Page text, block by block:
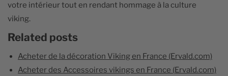
votre intérieur tout en rendant hommage à la culture
viking.
Related posts
Acheter de la décoration Viking en France (Ervald.com)
Acheter des Accessoires vikings en France (Ervald.com)